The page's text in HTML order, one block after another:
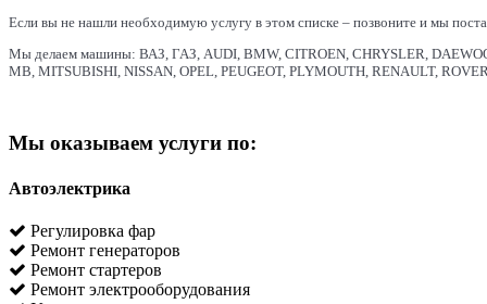
Если вы не нашли необходимую услугу в этом списке – позвоните и мы
Мы делаем машины: ВАЗ, ГАЗ, AUDI, BMW, CITROEN, CHRYSLER,
MB, MITSUBISHI, NISSAN, OPEL, PEUGEOT, PLYMOUTH, RENAULT,
Мы оказываем услуги по:
Автоэлектрика
Регулировка фар
Ремонт генераторов
Ремонт стартеров
Ремонт электрооборудования